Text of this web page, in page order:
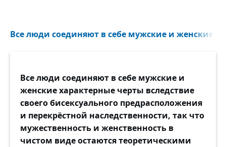
Все люди соединяют в себе мужские и женские
Все люди соединяют в себе мужские и
женские характерные черты вследствие
своего бисексуального предрасположения
и перекрёстной наследственности, так что
мужественность и женственность в
чистом виде остаются теоретическими